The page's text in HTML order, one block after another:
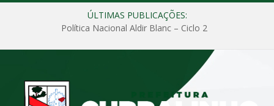
ÚLTIMAS PUBLICAÇÕES:
Política Nacional Aldir Blanc – Ciclo 2